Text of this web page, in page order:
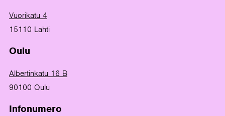
Vuorikatu 4
15110 Lahti
Oulu
Albertinkatu 16 B
90100 Oulu
Infonumero